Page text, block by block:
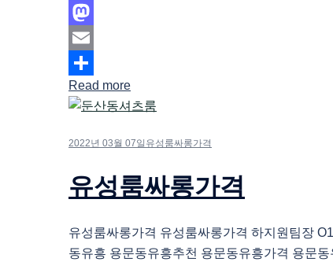
Facebook
Mastodon
Email
Share
Read more
2022년 03월 07일 유성룸싸롱가격
유성룸싸롱가격
유성룸싸롱가격 유성룸싸롱가격 하지원팀장
동유흥 용문동유흥추천 용문동유흥가격 용문